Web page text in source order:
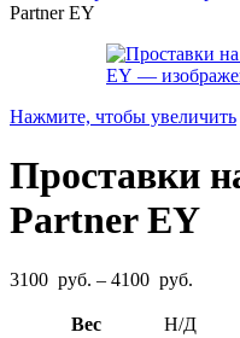
Partner EY
Нажмите, чтобы увеличить
Проставки
Partner EY
3100 руб. – 4100 руб.
3100
Вес
Н/Д